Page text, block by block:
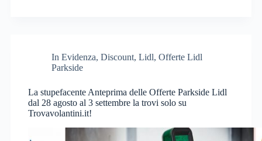
In Evidenza, Discount, Lidl, Offerte Lidl
Parkside
La stupefacente Anteprima delle Offerte Parkside Lidl
dal 28 agosto al 3 settembre la trovi solo su
Trovavolantini.it!